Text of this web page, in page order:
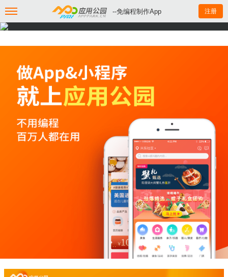
--免编程制作App 注册